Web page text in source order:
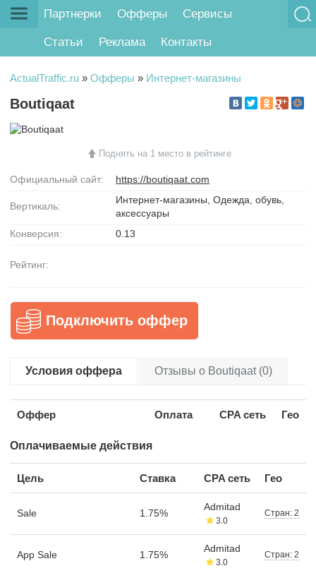
Партнерки Офферы Сервисы
Статьи Реклама Контакты
ActualTraffic.ru » Офферы » Интернет-магазины
Boutiqaat
Поднять на 1 место в рейтинге
Официальный сайт: https://boutiqaat.com
Вертикаль:
Интернет-магазины, Одежда, обувь,
аксессуары
Конверсия:
0.13
Рейтинг:
Подключить оффер
Условия оффера Отзывы о Boutiqaat (0)
Оффер Оплата CPA сеть Гео
Оплачиваемые действия
Цель Ставка CPA сеть Гео
Sale 1.75%
Admitad
3.0
Стран: 2
App Sale 1.75%
Admitad
3.0
Стран: 2